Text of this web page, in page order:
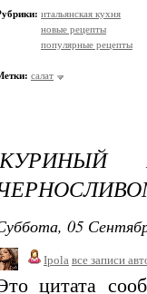
итальянская кухня
новые рецепты
популярные рецепты
салат
05
Ipola все записи
цитата